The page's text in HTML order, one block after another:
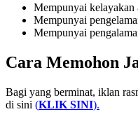
Mempunyai kelayakan
Mempunyai
Mempunyai
Cara Memohon
Bagi yang berminat, iklan
di sini (KLIK SINI).